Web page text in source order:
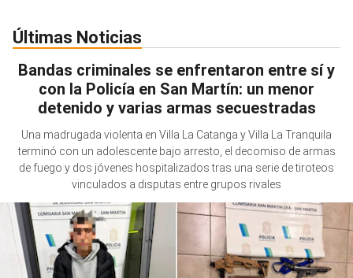
Últimas Noticias
Bandas criminales se enfrentaron entre sí y
con la Policía en San Martín: un menor
detenido y varias armas secuestradas
Una madrugada violenta en Villa La Catanga y Villa La Tranquila
terminó con un adolescente bajo arresto, el decomiso de armas
de fuego y dos jóvenes hospitalizados tras una serie de tiroteos
vinculados a disputas entre grupos rivales